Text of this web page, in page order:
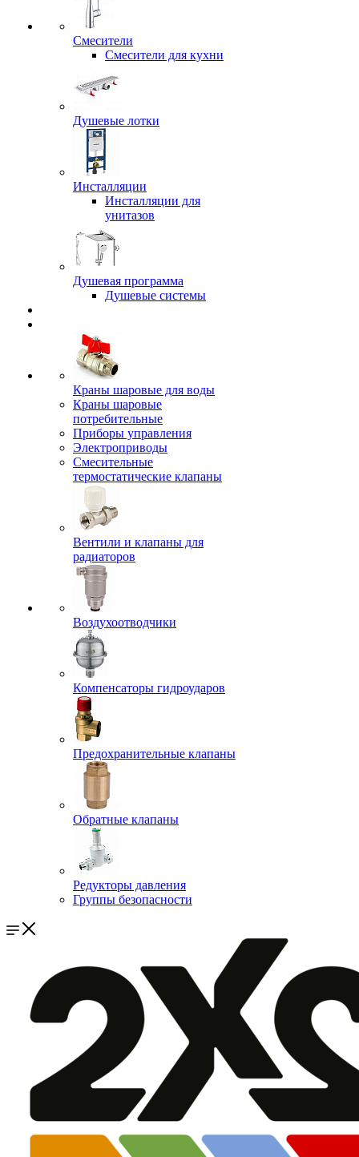
Смесители
Смесители для кухни
Душевые лотки
Инсталляции
Инсталляции для
унитазов
Душевая программа
Душевые системы
Краны шаровые для воды
Краны шаровые
потребительные
Приборы управления
Электроприводы
Смесительные
термостатические клапаны
Вентили и клапаны для
радиаторов
Воздухоотводчики
Компенсаторы гидроударов
Предохранительные клапаны
Обратные клапаны
Редукторы давления
Группы безопасности